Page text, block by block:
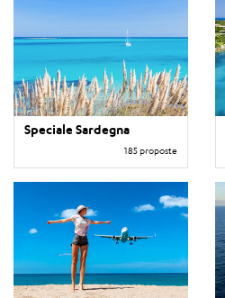
Speciale Sardegna
185 proposte